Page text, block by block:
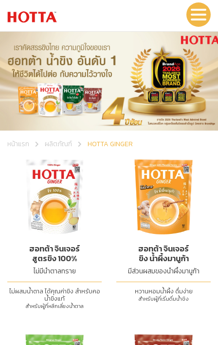
หน้าแรก ผลิตภัณฑ์ HOTTA GINGER
ฮอทต้า จินเจอร์
สูตรขิง 100%
ไม่มีน้ำตาลทราย
ไม่ผสมน้ำตาล ได้คุณค่าขิง สำหรับคอ
น้ำขิงแท้
สำหรับผู้ที่หลีกเลี่ยงน้ำตาล
ฮอทต้า จินเจอร์
ขิง น้ำผึ้งมานูก้า
มีส่วนผสมของน้ำผึ้งมานูก้า
หวานหอมน้ำผึ้ง ดื่มง่าย
สำหรับผู้ที่เริ่มดื่มน้ำขิง